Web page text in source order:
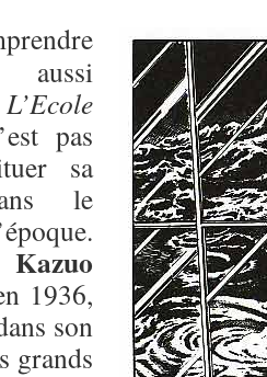
aussi
L’Ecole
pas
sa
le
Kazuo
1936,
son
grands